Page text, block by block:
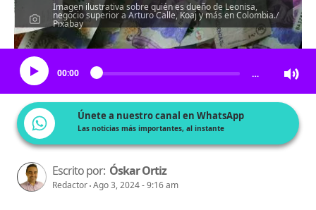
Imagen ilustrativa sobre quién es dueño de Leonisa,
negocio superior a Arturo Calle, Koaj y más en Colombia./
Pixabay
Escucha el artículo
00:00 …
Únete a nuestro canal en WhatsApp
Las noticias más importantes, al instante
Escrito por: Óskar Ortiz
Redactor Ago 3, 2024 - 9:16 am